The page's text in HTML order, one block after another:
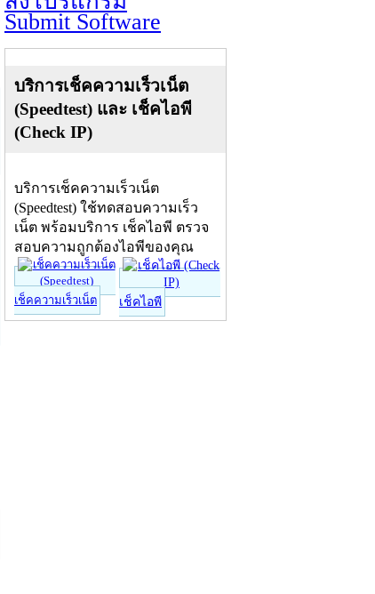
Submit Software
บริการเช็คความเร็วเน็ต
(Speedtest) และ เช็คไอพี
(Check IP)
บริการเช็คความเร็วเน็ต
(Speedtest) ใช้ทดสอบความเร็ว
เน็ต พร้อมบริการ เช็คไอพี ตรวจ
สอบความถูกต้องไอพีของคุณ
เช็คความเร็วเน็ต เช็คไอพี